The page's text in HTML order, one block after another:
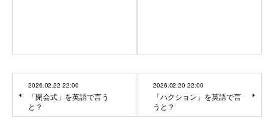
2026.02.22 22:00
「閉会式」を英語で言う
と？
2026.02.20 22:00
「ハクション」を英語で言
うと？